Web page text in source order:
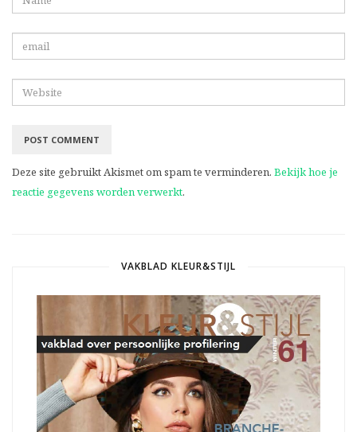
Deze site gebruikt Akismet om spam te verminderen. Bekijk hoe je
reactie gegevens worden verwerkt.
VAKBLAD KLEUR&STIJL